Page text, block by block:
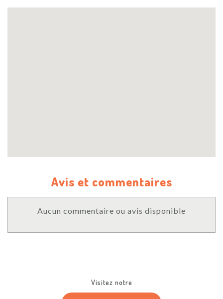
Avis et commentaires
Aucun commentaire ou avis disponible
Visitez notre